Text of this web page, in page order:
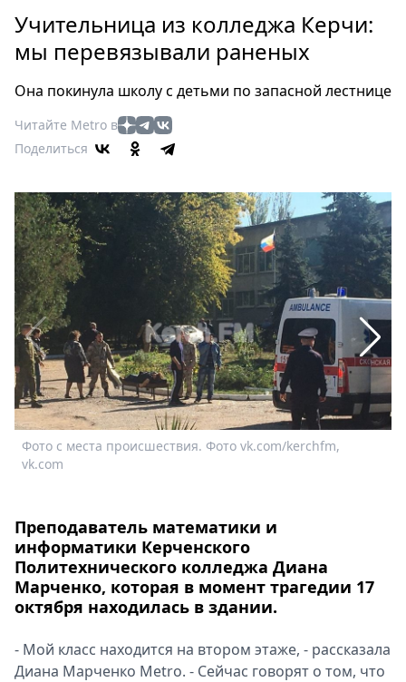
Россия
Мир
Еда
Туризм
Мода
Кино
Афиша
Книги
Выставки
релизы
О
Metro
Стримы
Спецпроекты
Звезды
Metro
Учительница из колледжа Керчи:
мы перевязывали раненых
Она покинула школу с детьми по запасной лестнице
Читайте Metro в
Поделиться
Фото с места происшествия. Фото vk.com/kerchfm,
vk.com
Преподаватель математики и
информатики Керченского
Политехнического колледжа Диана
Марченко, которая в момент трагедии 17
октября находилась в здании.
- Мой класс находится на втором этаже, - рассказала
Диана Марченко Metro. - Сейчас говорят о том, что